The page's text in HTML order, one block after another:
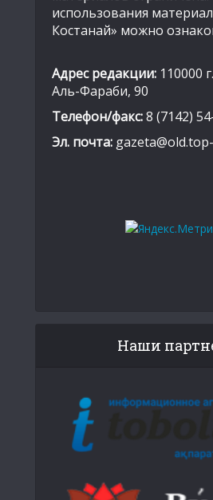
использования
Костанай» можно
Адрес редакции: 110000
Аль-Фараби, 90
Телефон/факс:8 (7142)
Эл. почта:
Наши